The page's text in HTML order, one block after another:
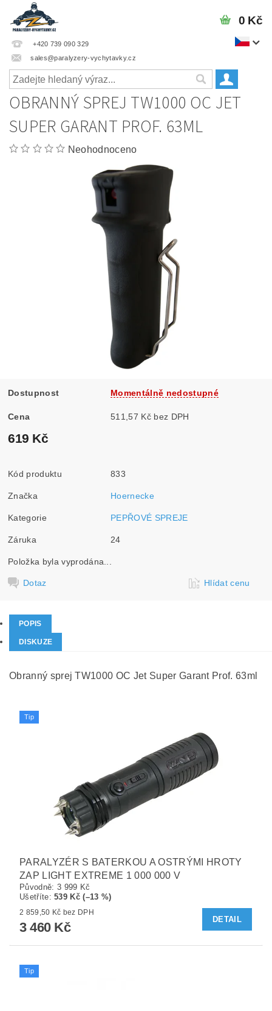
+420 739 090 329
sales@paralyzery-vychytavky.cz
0 Kč
OBRANNÝ SPREJ TW1000 OC JET
SUPER GARANT PROF. 63ML
Neohodnoceno
Dostupnost Momentálně nedostupné
Cena 511,57 Kč bez DPH
619 Kč
Kód produktu 833
Značka Hoernecke
Kategorie PEPŘOVÉ SPREJE
Záruka 24
Položka byla vyprodána...
Dotaz Hlídat cenu
POPIS
DISKUZE
Obranný sprej TW1000 OC Jet Super Garant Prof. 63ml
Tip
PARALYZÉR S BATERKOU A OSTRÝMI HROTY
ZAP LIGHT EXTREME 1 000 000 V
Původně: 3 999 Kč
Ušetříte:539 Kč (–13 %)
2 859,50 Kč bez DPH
3 460 Kč
DETAIL
Tip